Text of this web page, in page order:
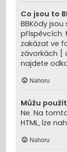
Co jsou to
BBKódy
příspěvcích.
zakázat ve
závorkách [
najdete
Nahoru
Můžu použít
Ne. Na
HTML, lze
Nahoru